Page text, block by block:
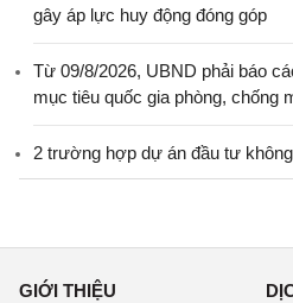
gây áp lực huy động đóng góp
Từ 09/8/2026, UBND phải báo
mục tiêu quốc gia phòng, chống
2 trường hợp dự án đầu tư
GIỚI THIỆU